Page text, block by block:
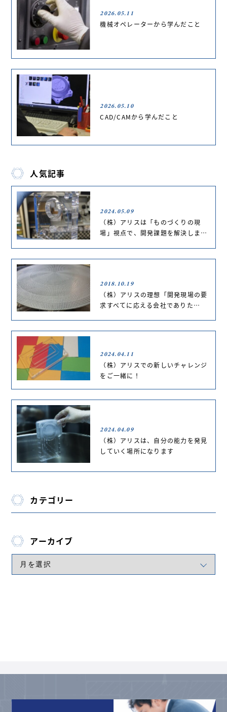
2026.05.11
機械オペレーターから学んだこと
2026.05.10
CAD/CAMから学んだこと
人気記事
2024.05.09
（株）アリスは「ものづくりの現
場」視点で、開発課題を解決しま…
2018.10.19
（株）アリスの理想「開発現場の要
求すべてに応える会社でありた…
2024.04.11
（株）アリスでの新しいチャレンジ
をご一緒に！
2024.04.09
（株）アリスは、自分の能力を発見
していく場所になります
カテゴリー
アーカイブ